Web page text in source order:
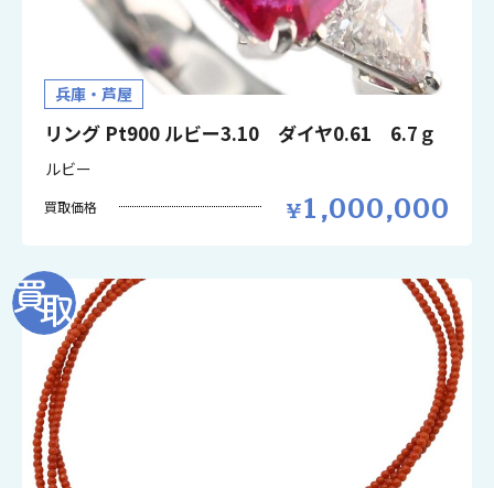
兵庫・芦屋
リング Pt900 ルビー3.10 ダイヤ0.61 6.7ｇ
ルビー
買取価格 1,000,000